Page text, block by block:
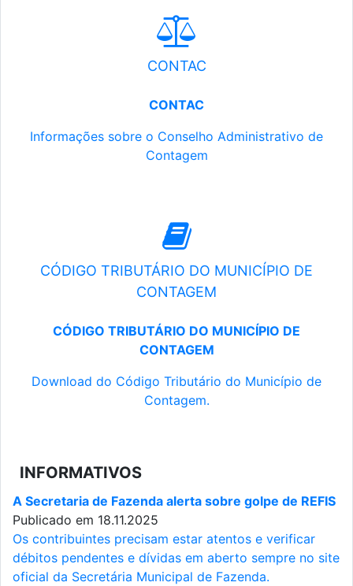
CONTAC
CONTAC
Informações sobre o Conselho Administrativo de
Contagem
CÓDIGO TRIBUTÁRIO DO MUNICÍPIO DE
CONTAGEM
CÓDIGO TRIBUTÁRIO DO MUNICÍPIO DE
CONTAGEM
Download do Código Tributário do Município de
Contagem.
INFORMATIVOS
A Secretaria de Fazenda alerta sobre golpe de REFIS
Publicado em 18.11.2025
Os contribuintes precisam estar atentos e verificar
débitos pendentes e dívidas em aberto sempre no site
oficial da Secretária Municipal de Fazenda.